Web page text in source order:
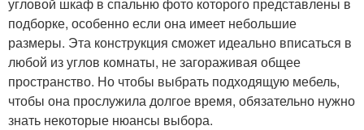
подборке, особенно если она имеет небольшие
размеры. Эта конструкция сможет идеально вписаться в
любой из углов комнаты, не загораживая общее
пространство. Но чтобы выбрать подходящую мебель,
чтобы она прослужила долгое время, обязательно нужно
знать некоторые нюансы выбора.